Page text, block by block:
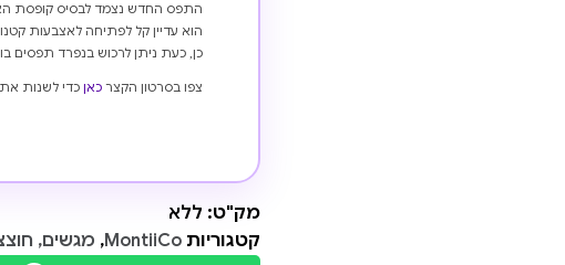
התפס החדש נצמד לבסיס קופסת
הוא עדיין קל לפתיחה לאצבעות
כן, כעת ניתן לרכוש בנפרד תפסים
צפו בסרטון הקצר כאן כדי לשנות
מק"ט: ללא
קטגוריות MontiiCo
, מגשים,